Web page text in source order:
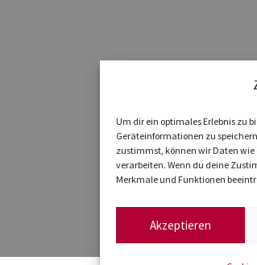
Um dir ein optimales Erlebnis zu
Geräteinformationen zu
zustimmst, können wir Daten wie
verarbeiten. Wenn du deine
Merkmale und Funktionen
Akzeptieren